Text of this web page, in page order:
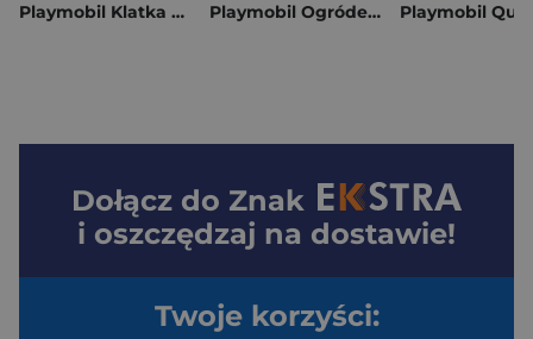
Playmobil Klatka dla królików 72170 Playmobil Ogródek warzywny u dziadków 71443
Dołącz do Znak
i oszczędzaj na dostawie!
Twoje korzyści: